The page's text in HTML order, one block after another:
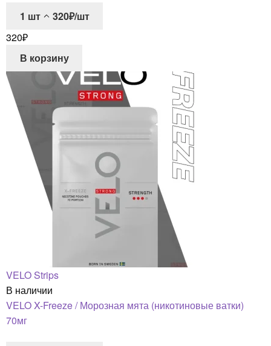
1 шт
320₽/шт
320₽
В корзину
VELO Strips
В наличии
VELO X-Freeze / Морозная мята (никотиновые ватки)
70мг